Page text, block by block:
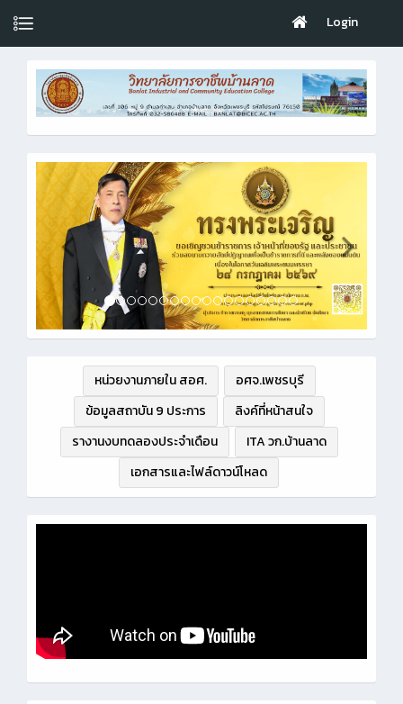
Login
หน่วยงานภายใน สอศ.
อศจ.เพชรบุรี
ข้อมูลสถาบัน 9 ประการ
ลิงค์ที่หน้าสนใจ
รางานงบทดลองประจำเดือน
ITA วก.บ้านลาด
เอกสารและไฟล์ดาวน์โหลด